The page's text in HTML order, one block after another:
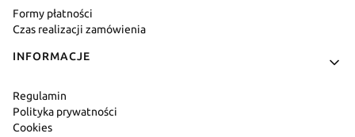
Formy płatności
Czas realizacji zamówienia
INFORMACJE
Regulamin
Polityka prywatności
Cookies